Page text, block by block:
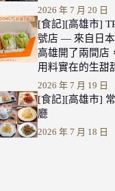
2026 年 7 月 20 日
[食記][高雄市]
號店 — 來自日
高雄開了兩間店
用料實在的生甜
2026 年 7 月 19 日
[食記][高雄市]
廳
2026 年 7 月 18 日